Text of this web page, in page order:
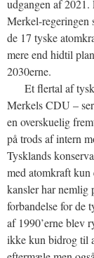
udgangen af
Merkel-regeringen
de 17 tyske
mere end hidtil
2030erne.
Et flertal af
Merkels CDU –
en overskuelig
på trods af intern
Tysklands
med atomkraft kun
kansler har nemlig
forbandelse for de
af 1990’erne blev
ikke kun bidrog til